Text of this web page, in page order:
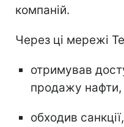
компаній.
Через ці мережі
отримував
продажу нафти,
обходив